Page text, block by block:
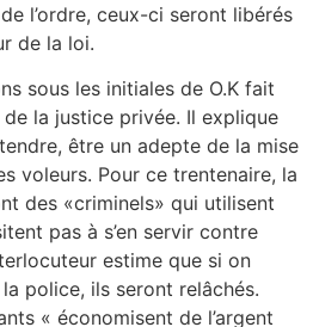
l’ordre, ceux-ci seront libérés
de la loi.
sous les initiales de O.K fait
la justice privée. Il explique
être un adepte de la mise
voleurs. Pour ce trentenaire, la
des «criminels» qui utilisent
pas à s’en servir contre
estime que si on
police, ils seront relâchés.
« économisent de l’argent